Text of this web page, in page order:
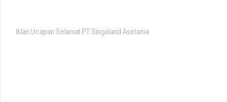
Iklan Ucapan Selamat PT Singaland Asetama